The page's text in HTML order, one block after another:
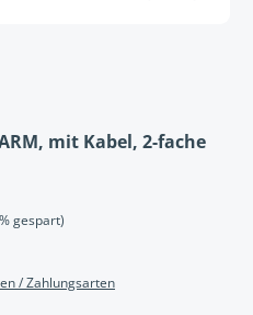
mit Kabel, 2-fache
gespart)
/ Zahlungsarten